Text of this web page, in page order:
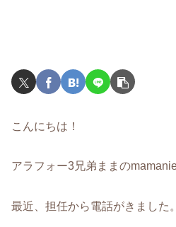
こんにちは！
アラフォー3兄弟ままの
最近、担任から電話がきました。